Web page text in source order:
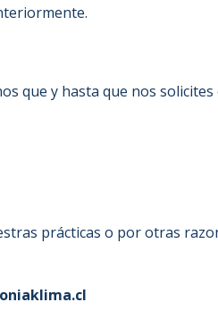
que y hasta que nos
prácticas o por otras